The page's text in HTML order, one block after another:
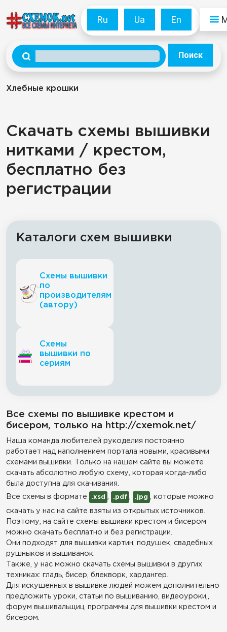
Ru Ua En
Поиск
Хлебные крошки
Скачать схемы вышивки
нитками / крестом,
бесплатно без
регистрации
Каталоги схем вышивки
Схемы вышивки
по
производителям
(автору)
Схемы
вышивки по
сериям
Все схемы по вышивке крестом и
бисером, только на http://cxemok.net/
Наша команда любителей рукоделия постоянно
работает над наполнением портала новыми, красивыми
схемами вышивки. Только на нашем сайте вы можете
скачать абсолютно любую схему, которая когда-либо
была доступна для скачивания.
Все схемы в формате
.xsd .pdf .jpg , которые можно
скачать у нас на сайте взяты из открытых источников.
Поэтому, на сайте схемы вышивки крестом и бисером
можно скачать бесплатно и без регистрации.
Они подходят для вышивки картин, подушек, свадебных
рушныков и вышиванок.
Также, у нас можно скачать схемы вышивки в других
техниках: гладь, бисер, блекворк, хардангер.
Для искушенных в вышивке людей можем дополнительно
предложить уроки, статьи по вышиванию, видеоуроки,,
форум вышивальщиц, программы для вышивки крестом и
бисером.